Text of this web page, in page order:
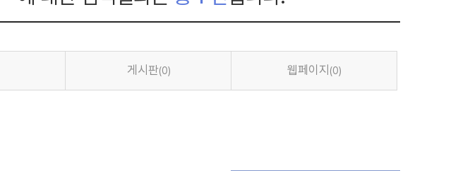
게시판(0) 웹페이지 (0)